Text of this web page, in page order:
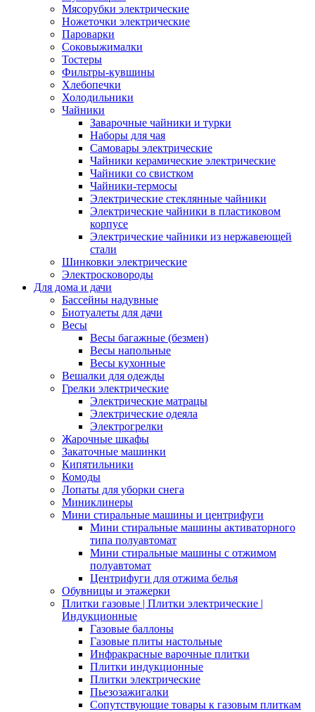
Мясорубки электрические
Ножеточки электрические
Пароварки
Соковыжималки
Тостеры
Фильтры-кувшины
Хлебопечки
Холодильники
Чайники
Заварочные чайники и турки
Наборы для чая
Самовары электрические
Чайники керамические электрические
Чайники со свистком
Чайники-термосы
Электрические стеклянные чайники
Электрические чайники в пластиковом
корпусе
Электрические чайники из нержавеющей
стали
Шинковки электрические
Электросковороды
Для дома и дачи
Бассейны надувные
Биотуалеты для дачи
Весы
Весы багажные (безмен)
Весы напольные
Весы кухонные
Вешалки для одежды
Грелки электрические
Электрические матрацы
Электрические одеяла
Электрогрелки
Жарочные шкафы
Закаточные машинки
Кипятильники
Комоды
Лопаты для уборки снега
Миниклинеры
Мини стиральные машины и центрифуги
Мини стиральные машины активаторного
типа полуавтомат
Мини стиральные машины с отжимом
полуавтомат
Центрифуги для отжима белья
Обувницы и этажерки
Плитки газовые | Плитки электрические |
Индукционные
Газовые баллоны
Газовые плиты настольные
Инфракрасные варочные плитки
Плитки индукционные
Плитки электрические
Пьезозажигалки
Сопутствующие товары к газовым плиткам